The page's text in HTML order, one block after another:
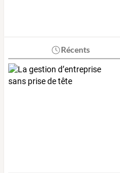
Récents